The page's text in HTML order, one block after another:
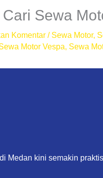
Cari Sewa
Komentar / Sewa Motor,
Motor Vespa, Sewa
Medan kini semakin